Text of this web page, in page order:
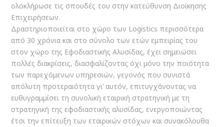
ολοκλήρωσε τις σπουδές του στην κατεύθυνση Διοίκησης
Επιχειρήσεων.
Δραστηριοποιείται στο χώρο των Logistics περισσότερα
από 30 χρόνια και στο σύνολο των ετών εμπειρίας του
στον χώρο της Εφοδιαστικής Αλυσίδας, έχει σημειώσει
πολλές διακρίσεις, διασφαλίζοντας όχι μόνο την ποιότητα
των παρεχόμενων υπηρεσιών, γεγονός που συνιστά
απόλυτη προτεραιότητα γι’ αυτόν, επιτυγχάνοντας να
ευθυγραμμίσει τη συνολική εταιρική στρατηγική με τη
στρατηγική της εφοδιαστικής αλυσίδας, ενεργοποιώντας
έτσι την επίτευξη των εταιρικών στόχων και συνακόλουθα